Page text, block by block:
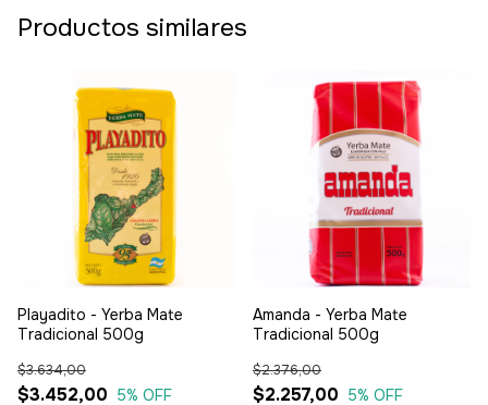
Productos similares
Playadito - Yerba Mate
Tradicional 500g
$3.452,00
$3.634,00
5% OFF
Amanda - Yerba Mate
Tradicional 500g
$2.257,00
$2.376,00
5% OFF